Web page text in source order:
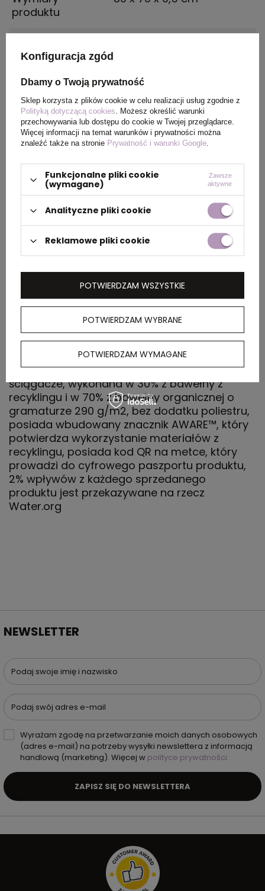
produktu
PAKOWANIE
Ilość szt. w
kartonie
wewnętrznym
5
Wymiary
kartonu
zewnętrznego
60 x 40 x 40 cm
Waga
zewnętrznego
14,1
Bluza z kapturem i kieszeniami, unisex,
dwuwarstwowy kaptur, krój modern,
ściągacze, wykonana w 30% z bawełny z
recyklingu i w 70% z bawełny organicznej o
gramaturze 290 g/m2, bez dodatku poliestru,
posiada wbudowany znacznik AWARE™, który
potwierdza wykorzystanie materiałów z
recyklingu, posiada kod QR na metce, który
prowadzi do cyfrowego paszportu produktu,
2% wpływów z każdego sprzedanego
produktu jest przekazywane na rzecz
Water.org
NEWSLETTER
Podaj swoje imię i nazwisko
Podaj swój adres e-mail
Wyrażam zgodę na przetwarzanie moich danych osobowych
(adres e-mail) na potrzeby wysyłki newslettera z informacją
handlową (marketing). Więcej w polityce prywatności.
ZAPISZ SIĘ DO NEWSLETTERA
Konfiguracja zgód
Dbamy o Twoją prywatność
Sklep korzysta z plików cookie w celu realizacji usług zgodnie z
Polityką dotyczącą cookies. Możesz określić warunki
przechowywania lub dostępu do cookie w Twojej przeglądarce.
Więcej informacji na temat warunków i prywatności można
znaleźć także na stronie Prywatność i warunki Google.
Funkcjonalne pliki cookie
(wymagane)
Zawsze
aktywne
Analityczne pliki cookie
Reklamowe pliki cookie
POTWIERDZAM WYBRANE
POTWIERDZAM WYMAGANE
POTWIERDZAM WSZYSTKIE